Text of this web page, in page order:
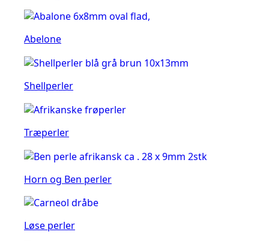
Abelone
Shellperler
Træperler
Horn og Ben perler
Løse perler